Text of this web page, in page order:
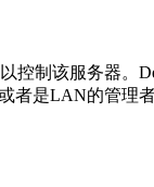
制该服务器。
者是LAN的管理